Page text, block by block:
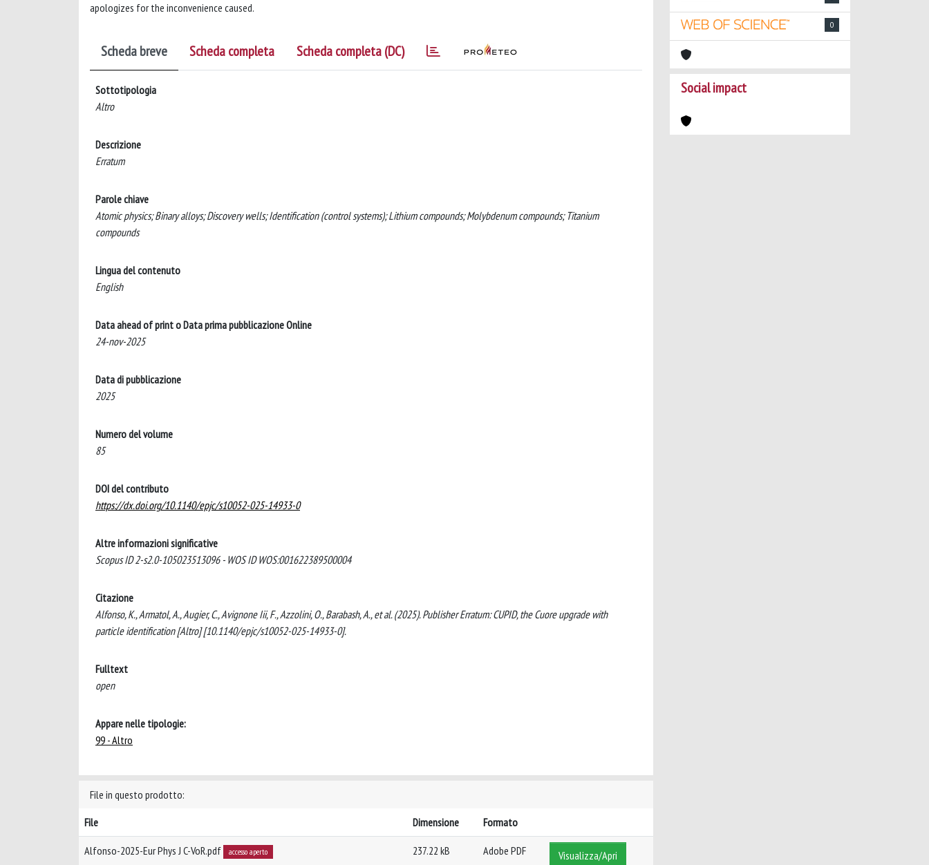
apologizes for the inconvenience caused.
Scheda breve Scheda completa Scheda completa (DC)
Sottotipologia
Altro
Descrizione
Erratum
Parole chiave
Atomic physics; Binary alloys; Discovery wells; Identification (control systems); Lithium compounds; Molybdenum compounds; Titanium
compounds
Lingua del contenuto
English
Data ahead of print o Data prima pubblicazione Online
24-nov-2025
Data di pubblicazione
2025
Numero del volume
85
DOI del contributo
https://dx.doi.org/10.1140/epjc/s10052-025-14933-0
Altre informazioni significative
Scopus ID 2-s2.0-105023513096 - WOS ID WOS:001622389500004
Citazione
Alfonso, K., Armatol, A., Augier, C., Avignone Iii, F., Azzolini, O., Barabash, A., et al. (2025). Publisher Erratum: CUPID, the Cuore upgrade with
particle identification [Altro] [10.1140/epjc/s10052-025-14933-0].
Fulltext
open
Appare nelle tipologie:
99 - Altro
File in questo prodotto:
File
Dimensione Formato
Alfonso-2025-Eur Phys J C-VoR.pdf accesso aperto 237.22 kB Adobe PDF Visualizza/Apri
0
Social impact